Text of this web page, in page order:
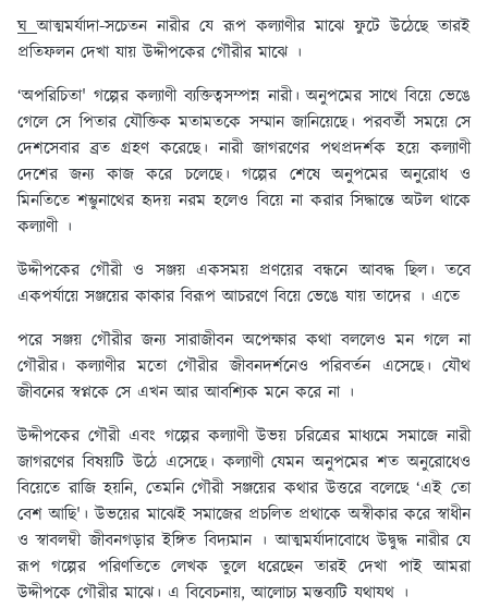
ঘআত্মমর্যাদা-সচেতন নারীর যে রূপ কল্যাণীর মাঝে ফুটে উঠেছে তারই
প্রতিফলন দেখা যায় উদ্দীপকের গৌরীর মাঝে ।
‘অপরিচিতা' গল্পের কল্যাণী ব্যক্তিত্বসম্পন্ন নারী। অনুপমের সাথে বিয়ে ভেঙে
গেলে সে পিতার যৌক্তিক মতামতকে সম্মান জানিয়েছে। পরবর্তী সময়ে সে
দেশসেবার ব্রত গ্রহণ করেছে। নারী জাগরণের পথপ্রদর্শক হয়ে কল্যাণী
দেশের জন্য কাজ করে চলেছে। গল্পের শেষে অনুপমের অনুরোধ ও
মিনতিতে শম্ভুনাথের হৃদয় নরম হলেও বিয়ে না করার সিদ্ধান্তে অটল থাকে
কল্যাণী ।
উদ্দীপকের গৌরী ও সঞ্জয় একসময় প্রণয়ের বন্ধনে আবদ্ধ ছিল। তবে
একপর্যায়ে সঞ্জয়ের কাকার বিরূপ আচরণে বিয়ে ভেঙে যায় তাদের । এতে
পরে সঞ্জয় গৌরীর জন্য সারাজীবন অপেক্ষার কথা বললেও মন গলে না
গৌরীর। কল্যাণীর মতো গৌরীর জীবনদর্শনেও পরিবর্তন এসেছে। যৌথ
জীবনের স্বপ্নকে সে এখন আর আবশ্যিক মনে করে না ।
উদ্দীপকের গৌরী এবং গল্পের কল্যাণী উভয় চরিত্রের মাধ্যমে সমাজে নারী
জাগরণের বিষয়টি উঠে এসেছে। কল্যাণী যেমন অনুপমের শত অনুরোধেও
বিয়েতে রাজি হয়নি, তেমনি গৌরী সঞ্জয়ের কথার উত্তরে বলেছে ‘এই তো
বেশ আছি'। উভয়ের মাঝেই সমাজের প্রচলিত প্রথাকে অস্বীকার করে স্বাধীন
ও স্বাবলম্বী জীবনগড়ার ইঙ্গিত বিদ্যমান । আত্মমর্যাদাবোধে উদ্বুদ্ধ নারীর যে
রূপ গল্পের পরিণতিতে লেখক তুলে ধরেছেন তারই দেখা পাই আমরা
উদ্দীপকে গৌরীর মাঝে। এ বিবেচনায়, আলোচ্য মন্তব্যটি যথাযথ ।